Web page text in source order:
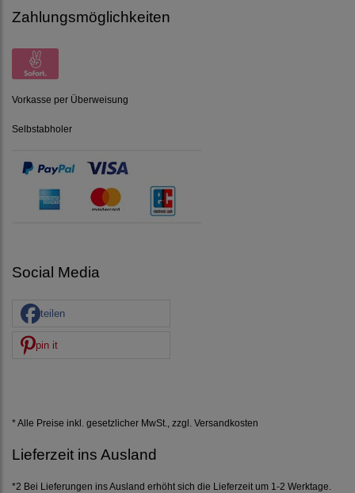
Zahlungsmöglichkeiten
Vorkasse per Überweisung
Selbstabholer
Social Media
teilen
pin it
* Alle Preise inkl. gesetzlicher MwSt., zzgl. Versandkosten
Lieferzeit ins Ausland
*2 Bei Lieferungen ins Ausland erhöht sich die Lieferzeit um 1-2 Werktage.